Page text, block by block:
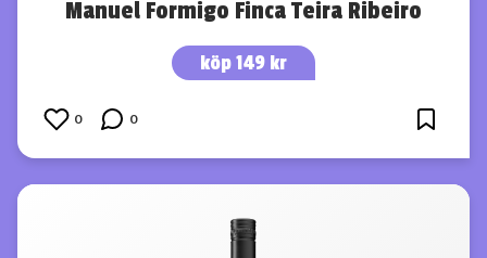
Manuel Formigo Finca Teira Ribeiro
köp 149 kr
0 0